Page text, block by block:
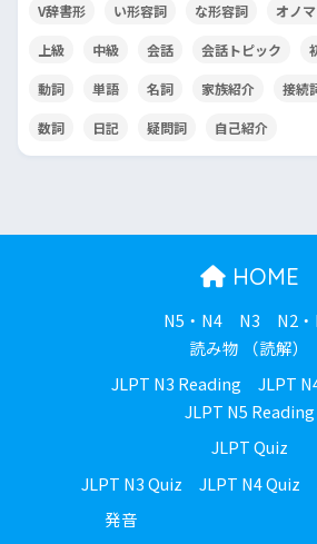
V辞書形 い形容詞 な形容詞 オノ
上級 中級 会話 会話トピック
動詞 単語 名詞 家族紹介 接続
数詞 日記 疑問詞 自己紹介
HOME
N5・N4 N3
N2
読み物 （読解）
JLPT N3 Reading
JLPT
JLPT N5 Reading
JLPT Quiz
JLPT N3 Quiz
JLPT N4 Quiz
発音